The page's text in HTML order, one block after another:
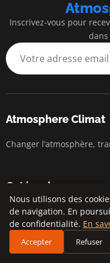
Inscrivez-vous pour
Atmosphere Climat
Changer l’atmosphère,
Catégories
Actualités
Changement
Développement
Nous utilisons des
de navigation. En
de confidentialité. En
Accepter Refuser